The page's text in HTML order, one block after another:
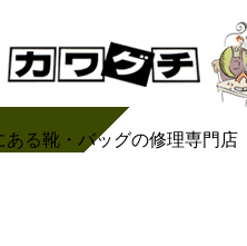
る靴・バッグの修理専門店